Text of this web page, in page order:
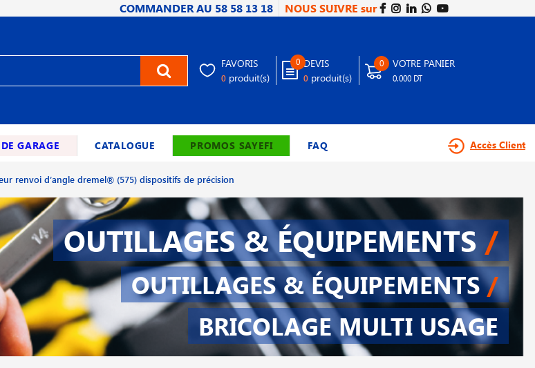
COMMANDER AU 58 58 13 18 NOUS SUIVRE sur
FAVORIS
0 produit(s)
0 DEVIS
0 produit(s)
0 VOTRE PANIER
0.000 DT
GARAGE CATALOGUE PROMOS SAYEFI FAQ Accès Client
renvoi d′angle dremel® (575) dispositifs de précision
OUTILLAGES & ÉQUIPEMENTS /
OUTILLAGES & ÉQUIPEMENTS/
BRICOLAGE MULTI USAGE